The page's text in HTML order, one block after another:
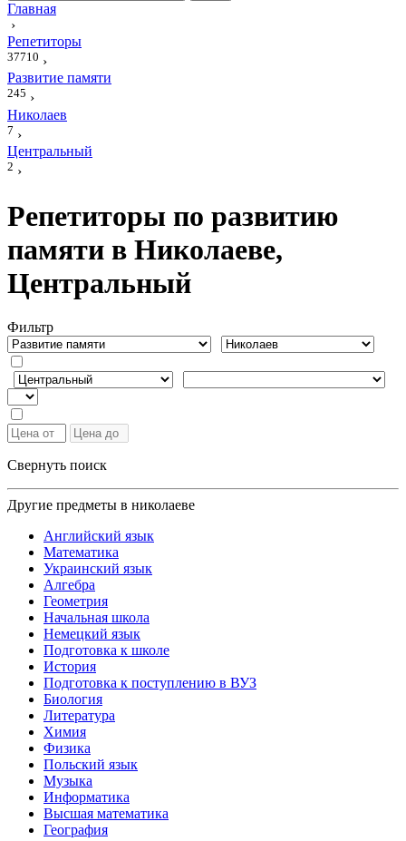
Главная
›
Репетиторы
37710 ›
Развитие памяти
245 ›
Николаев
7 ›
Центральный
2 ›
Репетиторы по развитию
памяти в Николаеве,
Центральный
Фильтр
Свернуть поиск
Другие предметы в николаеве
Английский язык
Математика
Украинский язык
Алгебра
Геометрия
Начальная школа
Немецкий язык
Подготовка к школе
История
Подготовка к поступлению в ВУЗ
Биология
Литература
Химия
Физика
Польский язык
Музыка
Информатика
Высшая математика
География